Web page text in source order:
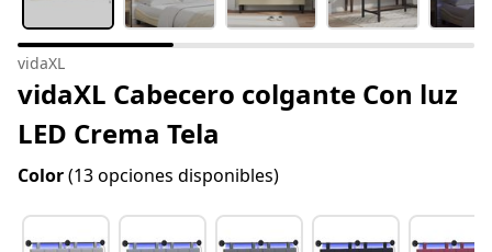
vidaXL
vidaXL Cabecero colgante Con luz
LED Crema Tela
Color(13 opciones disponibles)